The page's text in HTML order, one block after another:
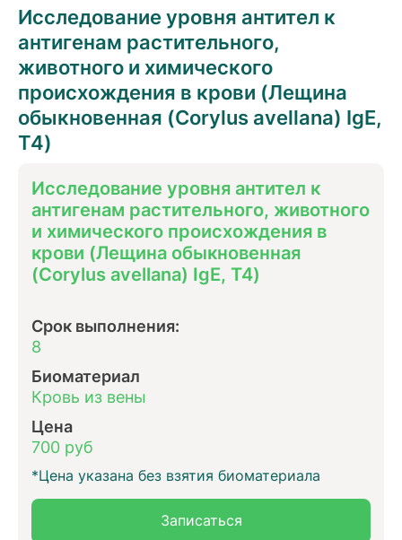
Исследование уровня антител к
антигенам растительного,
животного и химического
происхождения в крови (Лещина
обыкновенная (Corylus avellana) IgE,
T4)
Исследование уровня антител к
антигенам растительного, животного
и химического происхождения в
крови (Лещина обыкновенная
(Corylus avellana) IgE, T4)
Срок выполнения:
8
Биоматериал
Кровь из вены
Цена
700 руб
*Цена указана без взятия биоматериала
Записаться